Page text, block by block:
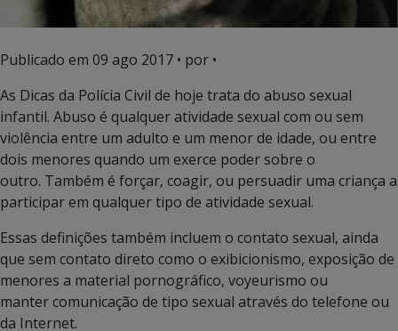
Publicado em 09 ago 2017 • por •
As Dicas da Polícia Civil de hoje trata do abuso sexual
infantil. Abuso é qualquer atividade sexual com ou sem
violência entre um adulto e um menor de idade, ou entre
dois menores quando um exerce poder sobre o
outro. Também é forçar, coagir, ou persuadir uma criança a
participar em qualquer tipo de atividade sexual.
Essas definições também incluem o contato sexual, ainda
que sem contato direto como o exibicionismo, exposição de
menores a material pornográfico, voyeurismo ou
manter comunicação de tipo sexual através do telefone ou
da Internet.